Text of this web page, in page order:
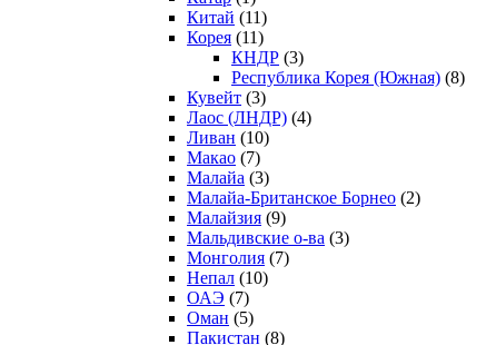
Китай (11)
Корея (11)
КНДР (3)
Республика Корея (Южная) (8)
Кувейт (3)
Лаос (ЛНДР) (4)
Ливан (10)
Макао (7)
Малайа (3)
Малайа-Британское Борнео (2)
Малайзия (9)
Мальдивские о-ва (3)
Монголия (7)
Непал (10)
ОАЭ (7)
Оман (5)
Пакистан (8)